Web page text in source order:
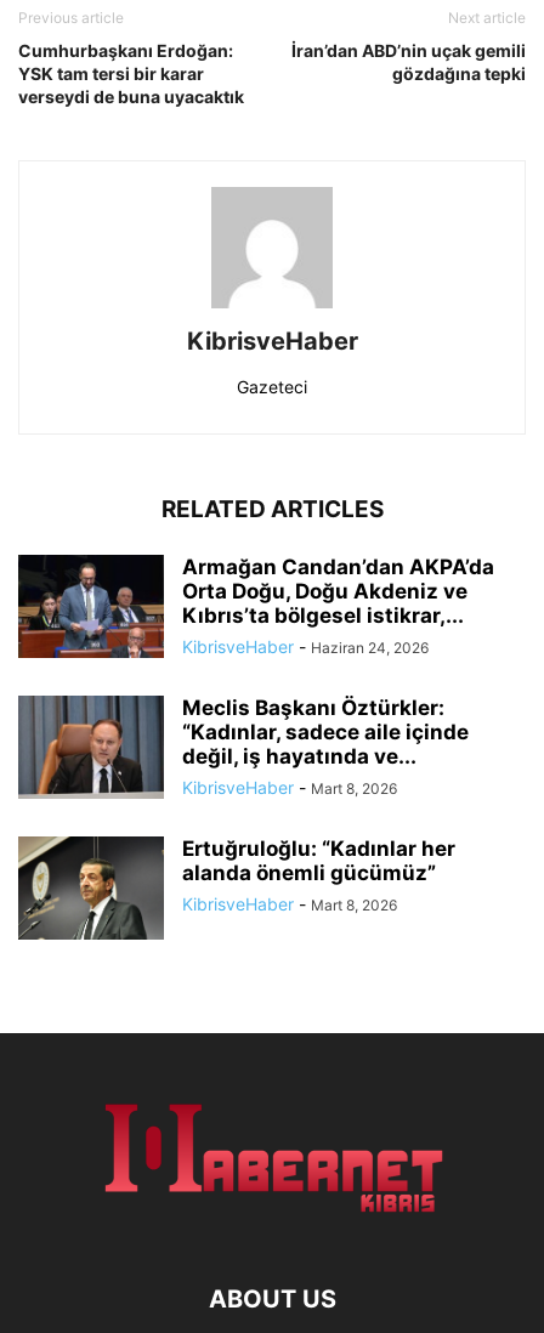
Previous article
Cumhurbaşkanı Erdoğan:
YSK tam tersi bir karar
verseydi de buna uyacaktık
Next article
İran’dan ABD’nin uçak gemili
gözdağına tepki
KibrisveHaber
Gazeteci
RELATED ARTICLES
Armağan Candan’dan AKPA’da
Orta Doğu, Doğu Akdeniz ve
Kıbrıs’ta bölgesel istikrar,...
KibrisveHaber - Haziran 24, 2026
Meclis Başkanı Öztürkler:
“Kadınlar, sadece aile içinde
değil, iş hayatında ve...
KibrisveHaber - Mart 8, 2026
Ertuğruloğlu: “Kadınlar her
alanda önemli gücümüz”
KibrisveHaber - Mart 8, 2026
ABOUT US